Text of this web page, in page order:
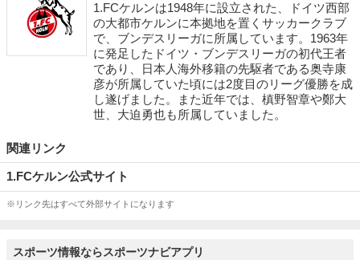
1.FCケルンは1948年に設立された、ドイツ西部
の大都市ケルンに本拠地を置くサッカークラブ
で、ブンデスリーガに所属しています。1963年
に発足したドイツ・ブンデスリーガの初代王者
であり、日本人海外移籍の先駆者である奥寺康
彦が所属していた頃には2度目のリーグ優勝を成
し遂げました。また近年では、槙野智章や鄭大
世、大迫勇也も所属していました。
関連リンク
1.FCケルン公式サイト
※リンク先はすべて外部サイトになります
スポーツ情報ならスポーツナビアプリ